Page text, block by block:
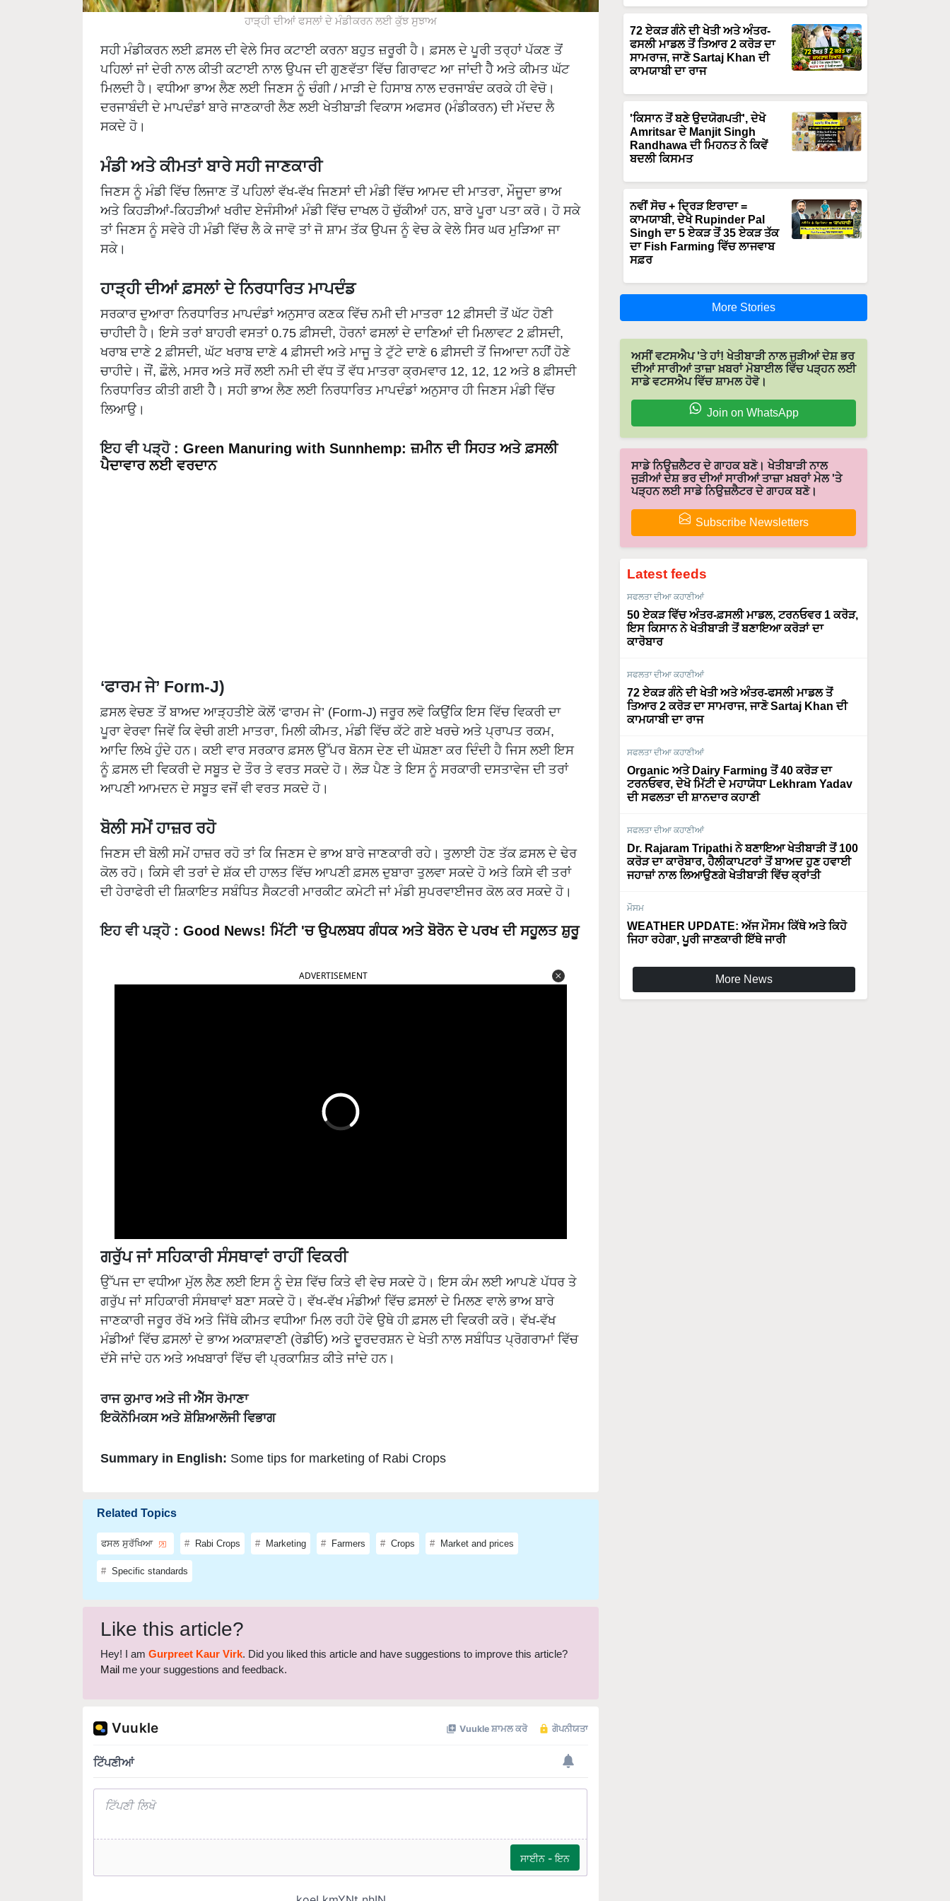
ਹਾੜ੍ਹੀ ਦੀਆਂ ਫਸਲਾਂ ਦੇ ਮੰਡੀਕਰਨ ਲਈ ਕੁੱਝ ਸੁਝਾਅ
ਸਹੀ ਮੰਡੀਕਰਨ ਲਈ ਫ਼ਸਲ ਦੀ ਵੇਲੇ ਸਿਰ ਕਟਾਈ ਕਰਨਾ ਬਹੁਤ ਜ਼ਰੂਰੀ ਹੈ। ਫ਼ਸਲ ਦੇ ਪੂਰੀ ਤਰ੍ਹਾਂ ਪੱਕਣ ਤੋਂ
ਪਹਿਲਾਂ ਜਾਂ ਦੇਰੀ ਨਾਲ ਕੀਤੀ ਕਟਾਈ ਨਾਲ ਉਪਜ ਦੀ ਗੁਣਵੱਤਾ ਵਿੱਚ ਗਿਰਾਵਟ ਆ ਜਾਂਦੀ ਹੈੈ ਅਤੇ ਕੀਮਤ ਘੱਟ
ਮਿਲਦੀ ਹੈ। ਵਧੀਆ ਭਾਅ ਲੈਣ ਲਈ ਜਿਣਸ ਨੂੰ ਚੰਗੀ / ਮਾੜੀ ਦੇ ਹਿਸਾਬ ਨਾਲ ਦਰਜਾਬੰਦ ਕਰਕੇ ਹੀ ਵੇਚੋ।
ਦਰਜਾਬੰਦੀ ਦੇ ਮਾਪਦੰਡਾਂ ਬਾਰੇ ਜਾਣਕਾਰੀ ਲੈਣ ਲਈ ਖੇਤੀਬਾੜੀ ਵਿਕਾਸ ਅਫਸਰ (ਮੰਡੀਕਰਨ) ਦੀ ਮੱਦਦ ਲੈ
ਸਕਦੇ ਹੋ।
ਮੰਡੀ ਅਤੇ ਕੀਮਤਾਂ ਬਾਰੇ ਸਹੀ ਜਾਣਕਾਰੀ
ਜਿਣਸ ਨੂੰ ਮੰਡੀ ਵਿੱਚ ਲਿਜਾਣ ਤੋਂ ਪਹਿਲਾਂ ਵੱਖ-ਵੱਖ ਜਿਣਸਾਂ ਦੀ ਮੰਡੀ ਵਿੱਚ ਆਮਦ ਦੀ ਮਾਤਰਾ, ਮੌਜੂਦਾ ਭਾਅ
ਅਤੇ ਕਿਹੜੀਆਂ-ਕਿਹੜੀਆਂ ਖਰੀਦ ਏਜੰਸੀਆਂ ਮੰਡੀ ਵਿੱਚ ਦਾਖਲ ਹੋ ਚੁੱਕੀਆਂ ਹਨ, ਬਾਰੇ ਪੂਰਾ ਪਤਾ ਕਰੋ। ਹੋ ਸਕੇ
ਤਾਂ ਜਿਣਸ ਨੂੰ ਸਵੇਰੇ ਹੀ ਮੰਡੀ ਵਿੱਚ ਲੈ ਕੇ ਜਾਵੋ ਤਾਂ ਜੋ ਸ਼ਾਮ ਤੱਕ ਉਪਜ ਨੂੰ ਵੇਚ ਕੇ ਵੇਲੇ ਸਿਰ ਘਰ ਮੁੜਿਆ ਜਾ
ਸਕੇ।
ਹਾੜ੍ਹੀ ਦੀਆਂ ਫ਼ਸਲਾਂ ਦੇ ਨਿਰਧਾਰਿਤ ਮਾਪਦੰਡ
ਸਰਕਾਰ ਦੁਆਰਾ ਨਿਰਧਾਰਿਤ ਮਾਪਦੰਡਾਂ ਅਨੁਸਾਰ ਕਣਕ ਵਿੱਚ ਨਮੀ ਦੀ ਮਾਤਰਾ 12 ਫ਼ੀਸਦੀ ਤੋਂ ਘੱਟ ਹੋਣੀ
ਚਾਹੀਦੀ ਹੈ। ਇਸੇ ਤਰਾਂ ਬਾਹਰੀ ਵਸਤਾਂ 0.75 ਫ਼ੀਸਦੀ, ਹੋਰਨਾਂ ਫਸਲਾਂ ਦੇ ਦਾਣਿਆਂ ਦੀ ਮਿਲਾਵਟ 2 ਫ਼ੀਸਦੀ,
ਖਰਾਬ ਦਾਣੇ 2 ਫ਼ੀਸਦੀ, ਘੱਟ ਖਰਾਬ ਦਾਣੇ 4 ਫ਼ੀਸਦੀ ਅਤੇ ਮਾਜੂ ਤੇ ਟੁੱਟੇ ਦਾਣੇ 6 ਫ਼ੀਸਦੀ ਤੋਂ ਜਿਆਦਾ ਨਹੀਂ ਹੋਣੇ
ਚਾਹੀਦੇ। ਜੌਂ, ਛੌਲੇ, ਮਸਰ ਅਤੇ ਸਰੋਂ ਲਈ ਨਮੀ ਦੀ ਵੱਧ ਤੋਂ ਵੱਧ ਮਾਤਰਾ ਕ੍ਰਮਵਾਰ 12, 12, 12 ਅਤੇ 8 ਫ਼ੀਸਦੀ
ਨਿਰਧਾਰਿਤ ਕੀਤੀ ਗਈ ਹੈੈ। ਸਹੀ ਭਾਅ ਲੈਣ ਲਈ ਨਿਰਧਾਰਿਤ ਮਾਪਦੰਡਾਂ ਅਨੁਸਾਰ ਹੀ ਜਿਣਸ ਮੰਡੀ ਵਿੱਚ
ਲਿਆਉ।
ਇਹ ਵੀ ਪੜ੍ਹੋ: Green Manuring with Sunnhemp: ਜ਼ਮੀਨ ਦੀ ਸਿਹਤ ਅਤੇ ਫ਼ਸਲੀ
ਪੈਦਾਵਾਰ ਲਈ ਵਰਦਾਨ
‘ਫਾਰਮ ਜੇ’ Form-J)
ਫ਼ਸਲ ਵੇਚਣ ਤੋਂ ਬਾਅਦ ਆੜ੍ਹਤੀਏ ਕੋਲੋਂ ‘ਫਾਰਮ ਜੇ’ (Form-J) ਜਰੂਰ ਲਵੋ ਕਿਉਂਕਿ ਇਸ ਵਿੱਚ ਵਿਕਰੀ ਦਾ
ਪੂਰਾ ਵੇਰਵਾ ਜਿਵੇਂ ਕਿ ਵੇਚੀ ਗਈ ਮਾਤਰਾ, ਮਿਲੀ ਕੀਮਤ, ਮੰਡੀ ਵਿੱਚ ਕੱਟੇ ਗਏ ਖਰਚੇ ਅਤੇ ਪ੍ਰਾਪਤ ਰਕਮ,
ਆਦਿ ਲਿਖੇ ਹੁੰਦੇ ਹਨ। ਕਈ ਵਾਰ ਸਰਕਾਰ ਫ਼ਸਲ ਉੱਪਰ ਬੋਨਸ ਦੇਣ ਦੀ ਘੋਸ਼ਣਾ ਕਰ ਦਿੰਦੀ ਹੈ ਜਿਸ ਲਈ ਇਸ
ਨੂੰ ਫ਼ਸਲ ਦੀ ਵਿਕਰੀ ਦੇ ਸਬੂਤ ਦੇ ਤੌਰ ਤੇ ਵਰਤ ਸਕਦੇ ਹੋ। ਲੋੜ ਪੈਣ ਤੇ ਇਸ ਨੂੰ ਸਰਕਾਰੀ ਦਸਤਾਵੇਜ ਦੀ ਤਰਾਂ
ਆਪਣੀ ਆਮਦਨ ਦੇ ਸਬੂਤ ਵਜੋਂ ਵੀ ਵਰਤ ਸਕਦੇ ਹੋ।
ਬੋਲੀ ਸਮੇਂ ਹਾਜ਼ਰ ਰਹੋ
ਜਿਣਸ ਦੀ ਬੋਲੀ ਸਮੇਂ ਹਾਜ਼ਰ ਰਹੋ ਤਾਂ ਕਿ ਜਿਣਸ ਦੇ ਭਾਅ ਬਾਰੇ ਜਾਣਕਾਰੀ ਰਹੇ। ਤੁਲਾਈ ਹੋਣ ਤੱਕ ਫ਼ਸਲ ਦੇ ਢੇਰ
ਕੋਲ ਰਹੋ। ਕਿਸੇ ਵੀ ਤਰਾਂ ਦੇ ਸ਼ੱਕ ਦੀ ਹਾਲਤ ਵਿੱਚ ਆਪਣੀ ਫ਼ਸਲ ਦੁਬਾਰਾ ਤੁਲਵਾ ਸਕਦੇ ਹੋ ਅਤੇ ਕਿਸੇ ਵੀ ਤਰਾਂ
ਦੀ ਹੇਰਾਫੇਰੀ ਦੀ ਸ਼ਿਕਾਇਤ ਸਬੰਧਿਤ ਸੈਕਟਰੀ ਮਾਰਕੀਟ ਕਮੇਟੀ ਜਾਂ ਮੰਡੀ ਸੁਪਰਵਾਈਜਰ ਕੋਲ ਕਰ ਸਕਦੇ ਹੋ।
ਇਹ ਵੀ ਪੜ੍ਹੋ: Good News! ਮਿੱਟੀ 'ਚ ਉਪਲਬਧ ਗੰਧਕ ਅਤੇ ਬੋਰੋਨ ਦੇ ਪਰਖ ਦੀ ਸਹੂਲਤ ਸ਼ੁਰੂ
ਗਰੁੱਪ ਜਾਂ ਸਹਿਕਾਰੀ ਸੰਸਥਾਵਾਂ ਰਾਹੀਂ ਵਿਕਰੀ
ਉੱਪਜ ਦਾ ਵਧੀਆ ਮੁੱਲ ਲੈਣ ਲਈ ਇਸ ਨੂੰ ਦੇਸ਼ ਵਿੱਚ ਕਿਤੇ ਵੀ ਵੇਚ ਸਕਦੇ ਹੋ। ਇਸ ਕੰਮ ਲਈ ਆਪਣੇ ਪੱਧਰ ਤੇ
ਗਰੁੱਪ ਜਾਂ ਸਹਿਕਾਰੀ ਸੰਸਥਾਵਾਂ ਬਣਾ ਸਕਦੇ ਹੋ। ਵੱਖ-ਵੱਖ ਮੰਡੀਆਂ ਵਿੱਚ ਫ਼ਸਲਾਂ ਦੇ ਮਿਲਣ ਵਾਲੇ ਭਾਅ ਬਾਰੇ
ਜਾਣਕਾਰੀ ਜਰੂਰ ਰੱਖੋ ਅਤੇ ਜਿੱਥੇ ਕੀਮਤ ਵਧੀਆ ਮਿਲ ਰਹੀ ਹੋਵੇ ਉਥੇ ਹੀ ਫ਼ਸਲ ਦੀ ਵਿਕਰੀ ਕਰੋ। ਵੱਖ-ਵੱਖ
ਮੰਡੀਆਂ ਵਿੱਚ ਫ਼ਸਲਾਂ ਦੇ ਭਾਅ ਅਕਾਸ਼ਵਾਣੀ (ਰੇਡੀਓ) ਅਤੇ ਦੂਰਦਰਸ਼ਨ ਦੇ ਖੇਤੀ ਨਾਲ ਸਬੰਧਿਤ ਪ੍ਰੋਗਰਾਮਾਂ ਵਿੱਚ
ਦੱਸੇੇ ਜਾਂਦੇ ਹਨ ਅਤੇ ਅਖਬਾਰਾਂ ਵਿੱਚ ਵੀ ਪ੍ਰਕਾਸ਼ਿਤ ਕੀਤੇ ਜਾਂਦੇ ਹਨ।
ਇਕੋਨੋਮਿਕਸ ਅਤੇ ਸ਼ੋਸ਼ਿਆਲੋਜੀ ਵਿਭਾਗ
ਫਸਲ ਸੁਰੱਖਿਆ
Specific standards
Like this article?
Hey! I am Gurpreet Kaur Virk
Mail me your suggestions and feedback.
72 ਏਕੜ ਗੰਨੇ ਦੀ ਖੇਤੀ ਅਤੇ ਅੰਤਰ-
ਫਸਲੀ ਮਾਡਲ ਤੋਂ ਤਿਆਰ 2 ਕਰੋੜ ਦਾ
ਸਾਮਰਾਜ, ਜਾਣੋ Sartaj Khan ਦੀ
ਕਾਮਯਾਬੀ ਦਾ ਰਾਜ
'ਕਿਸਾਨ ਤੋਂ ਬਣੇ ਉਦਯੋਗਪਤੀ', ਦੇਖੋ
Amritsar ਦੇ Manjit Singh
Randhawa ਦੀ ਮਿਹਨਤ ਨੇ ਕਿਵੇਂ
ਬਦਲੀ ਕਿਸਮਤ
ਨਵੀਂ ਸੋਚ + ਦ੍ਰਿੜ ਇਰਾਦਾ =
ਕਾਮਯਾਬੀ, ਦੇਖੋ Rupinder Pal
Singh ਦਾ 5 ਏਕੜ ਤੋਂ 35 ਏਕੜ ਤੱਕ
ਦਾ Fish Farming ਵਿੱਚ ਲਾਜਵਾਬ
ਸਫ਼ਰ
More Stories
ਅਸੀਂ ਵਟਸਐਪ 'ਤੇ ਹਾਂ! ਖੇਤੀਬਾੜੀ ਨਾਲ ਜੁੜੀਆਂ ਦੇਸ਼ ਭਰ
ਦੀਆਂ ਸਾਰੀਆਂ ਤਾਜ਼ਾ ਖ਼ਬਰਾਂ ਮੋਬਾਈਲ ਵਿੱਚ ਪੜ੍ਹਨ ਲਈ
ਸਾਡੇ ਵਟਸਐਪ ਵਿੱਚ ਸ਼ਾਮਲ ਹੋਵੋ।
Join on WhatsApp
ਸਾਡੇ ਨਿਉਜ਼ਲੈਟਰ ਦੇ ਗਾਹਕ ਬਣੋ। ਖੇਤੀਬਾੜੀ ਨਾਲ
ਜੁੜੀਆਂ ਦੇਸ਼ ਭਰ ਦੀਆਂ ਸਾਰੀਆਂ ਤਾਜ਼ਾ ਖ਼ਬਰਾਂ ਮੇਲ 'ਤੇ
ਪੜ੍ਹਨ ਲਈ ਸਾਡੇ ਨਿਉਜ਼ਲੈਟਰ ਦੇ ਗਾਹਕ ਬਣੋ।
Subscribe Newsletters
Latest feeds
ਸਫਲਤਾ ਦੀਆ ਕਹਾਣੀਆਂ
50 ਏਕੜ ਵਿੱਚ ਅੰਤਰ-ਫ਼ਸਲੀ ਮਾਡਲ, ਟਰਨਓਵਰ 1 ਕਰੋੜ,
ਇਸ ਕਿਸਾਨ ਨੇ ਖੇਤੀਬਾੜੀ ਤੋਂ ਬਣਾਇਆ ਕਰੋੜਾਂ ਦਾ
ਕਾਰੋਬਾਰ
ਸਫਲਤਾ ਦੀਆ ਕਹਾਣੀਆਂ
72 ਏਕੜ ਗੰਨੇ ਦੀ ਖੇਤੀ ਅਤੇ ਅੰਤਰ-ਫਸਲੀ ਮਾਡਲ ਤੋਂ
ਤਿਆਰ 2 ਕਰੋੜ ਦਾ ਸਾਮਰਾਜ, ਜਾਣੋ Sartaj Khan ਦੀ
ਕਾਮਯਾਬੀ ਦਾ ਰਾਜ
ਸਫਲਤਾ ਦੀਆ ਕਹਾਣੀਆਂ
Organic ਅਤੇ Dairy Farming ਤੋਂ 40 ਕਰੋੜ ਦਾ
ਟਰਨਓਵਰ, ਦੇਖੋ ਮਿੱਟੀ ਦੇ ਮਹਾਯੋਧਾ Lekhram Yadav
ਦੀ ਸਫਲਤਾ ਦੀ ਸ਼ਾਨਦਾਰ ਕਹਾਣੀ
ਸਫਲਤਾ ਦੀਆ ਕਹਾਣੀਆਂ
Dr. Rajaram Tripathi ਨੇ ਬਣਾਇਆ ਖੇਤੀਬਾੜੀ ਤੋਂ 100
ਕਰੋੜ ਦਾ ਕਾਰੋਬਾਰ, ਹੈਲੀਕਾਪਟਰਾਂ ਤੋਂ ਬਾਅਦ ਹੁਣ ਹਵਾਈ
ਜਹਾਜ਼ਾਂ ਨਾਲ ਲਿਆਉਣਗੇ ਖੇਤੀਬਾੜੀ ਵਿੱਚ ਕ੍ਰਾਂਤੀ
ਮੌਸਮ
WEATHER UPDATE: ਅੱਜ ਮੌਸਮ ਕਿੱਥੇ ਅਤੇ ਕਿਹੋ
ਜਿਹਾ ਰਹੇਗਾ, ਪੂਰੀ ਜਾਣਕਾਰੀ ਇੱਥੇ ਜਾਰੀ
More News